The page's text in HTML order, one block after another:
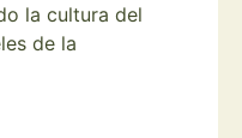
la cultura del
de la